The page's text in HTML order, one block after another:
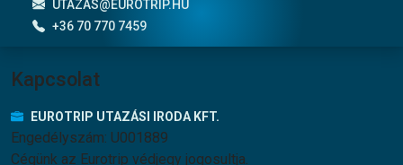
UTAZAS@EUROTRIP.HU
+36 70 770 7459
Kapcsolat
EUROTRIP UTAZÁSI IRODA KFT.
Engedélyszám: U001889
Cégünk az Eurotrip védjegy jogosultja.